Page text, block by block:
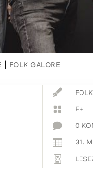
FOLK GALORE

 F+
 0
 31.
